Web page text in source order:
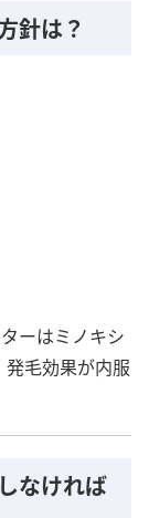
針は？
ーはミノキシ
毛効果が内服
なければ